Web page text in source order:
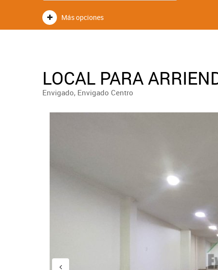
Más opciones
LOCAL PARA
Envigado, Envigado Centro